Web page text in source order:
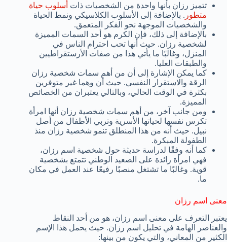
تتميز رزان بأنها واحدة من الشخصيات ذات أسلوب حياة
متطور . بالإضافة إلى الأسلوب الكلاسيكي ونمط الحياة
والشخصيات الموجهة نحو الفكر المتعمق.
بالإضافة إلى ذلك، فإن الكرم هو أحد السمات المميزة
لشخصية رزان. حيث أنها تحب احترام الناس في
المنزل، وغالبًا ما يأتي هذا من صفات الأرستقراطيين
والطبقات العليا.
كما يمكن الإشارة إلى أن من أهم سمات شخصية رزان
الرقة والاستقرار النفسي. حيث أن وهما غير متوفرين
بكثرة في الوقت الحالي، وبالتالي يعتبران من الخصائص
المميزة.
ومن جانب آخر، من أهم سمات شخصية رزان أنها امرأة
تكرس نفسها لحياتها الأسرية وتربي الأطفال من أصل
نبيل. حيث أنه من هذا المنطلق تنمو شخصية رزان منذ
الطفولة المبكرة.
كما أنه وفقًا لدراسة حديثة حول شخصية اسم رزان،
فهي امرأة رائدة على الصعيد الوطني تتمتع بشخصية
قوية. وغالبًا ما تشتغل منصبًا رفيعًا عند العمل في مكان
ما.
معنى اسم رزان
يعتبر التعرف على معنى اسم رزان، هو من أحد النقاط
والعناصر الهامة في تحليل اسم رزان. حيث يحمل هذا الإسم
الكثير من المعاني، والتي يكون من بينها: